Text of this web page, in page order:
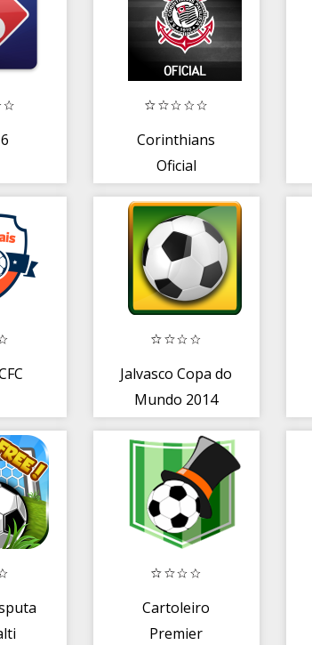
Corinthians
Oficial
Jalvasco Copa do
Mundo 2014
Cartoleiro
Premier